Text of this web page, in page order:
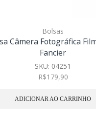
Bolsas
Câmera Fotográfica
Fancier
SKU: 04251
R$179,90
ADICIONAR AO CARRINHO